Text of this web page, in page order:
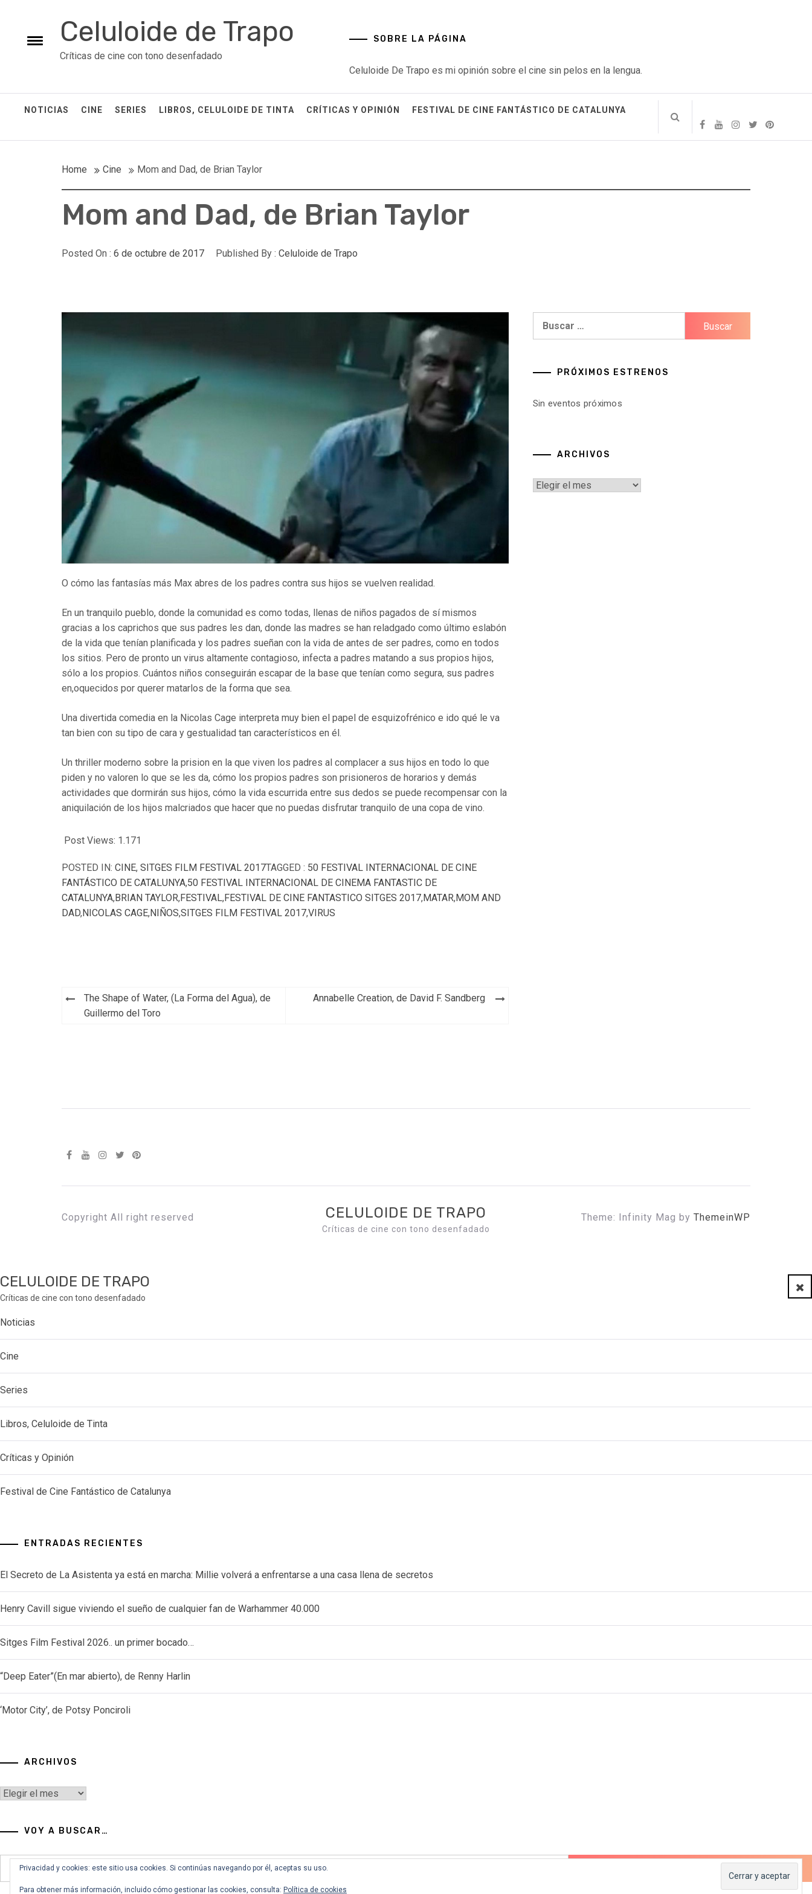
content
Toggle
Celuloide de Trapo
Críticas de cine con tono desenfadado
SOBRE LA PÁGINA
Celuloide De Trapo es mi opinión sobre el cine sin pelos en la lengua.
NOTICIAS CINE SERIES LIBROS, CELULOIDE DE TINTA CRÍTICAS Y OPINIÓN FESTIVAL DE CINE FANTÁSTICO DE CATALUNYA
Home Cine Mom and Dad, de Brian Taylor
Mom and Dad, de Brian Taylor
Posted On : 6 de octubre de 2017 Published By : Celuloide de Trapo
O cómo las fantasías más Max abres de los padres contra sus hijos se vuelven realidad.
En un tranquilo pueblo, donde la comunidad es como todas, llenas de niños pagados de sí mismos
gracias a los caprichos que sus padres les dan, donde las madres se han reladgado como último eslabón
de la vida que tenían planificada y los padres sueñan con la vida de antes de ser padres, como en todos
los sitios. Pero de pronto un virus altamente contagioso, infecta a padres matando a sus propios hijos,
sólo a los propios. Cuántos niños conseguirán escapar de la base que tenían como segura, sus padres
en,oquecidos por querer matarlos de la forma que sea.
Una divertida comedia en la Nicolas Cage interpreta muy bien el papel de esquizofrénico e ido qué le va
tan bien con su tipo de cara y gestualidad tan característicos en él.
Un thriller moderno sobre la prision en la que viven los padres al complacer a sus hijos en todo lo que
piden y no valoren lo que se les da, cómo los propios padres son prisioneros de horarios y demás
actividades que dormirán sus hijos, cómo la vida escurrida entre sus dedos se puede recompensar con la
aniquilación de los hijos malcriados que hacer que no puedas disfrutar tranquilo de una copa de vino.
Post Views: 1.171
POSTED IN: CINE, SITGES FILM FESTIVAL 2017TAGGED : 50 FESTIVAL INTERNACIONAL DE CINE
FANTÁSTICO DE CATALUNYA,50 FESTIVAL INTERNACIONAL DE CINEMA FANTASTIC DE
CATALUNYA,BRIAN TAYLOR,FESTIVAL,FESTIVAL DE CINE FANTASTICO SITGES 2017,MATAR,MOM AND
DAD,NICOLAS CAGE,NIÑOS,SITGES FILM FESTIVAL 2017,VIRUS
Navegación
The Shape of Water, (La Forma del Agua), de
Guillermo del Toro
Annabelle Creation, de David F. Sandberg
PRÓXIMOS ESTRENOS
Sin eventos próximos
ARCHIVOS
Archivos
Copyright All right reserved CELULOIDE DE TRAPO
Críticas de cine con tono desenfadado
Theme: Infinity Mag by ThemeinWP
CELULOIDE DE TRAPO
Críticas de cine con tono desenfadado
Noticias
Cine
Series
Libros, Celuloide de Tinta
Críticas y Opinión
Festival de Cine Fantástico de Catalunya
ENTRADAS RECIENTES
El Secreto de La Asistenta ya está en marcha: Millie volverá a enfrentarse a una casa llena de secretos
Henry Cavill sigue viviendo el sueño de cualquier fan de Warhammer 40.000
Sitges Film Festival 2026.. un primer bocado…
“Deep Eater”(En mar abierto), de Renny Harlin
‘Motor City’, de Potsy Ponciroli
ARCHIVOS
Archivos
VOY A BUSCAR…
Buscar:
Privacidad y cookies: este sitio usa cookies. Si continúas navegando por él, aceptas su uso.
Para obtener más información, incluido cómo gestionar las cookies, consulta: Política de cookies